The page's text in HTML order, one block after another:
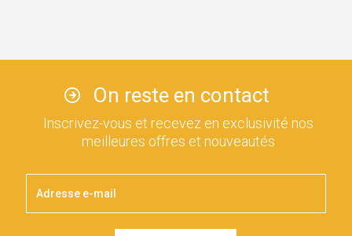
On reste en contact
Inscrivez-vous et recevez en exclusivité nos
meilleures offres et nouveautés